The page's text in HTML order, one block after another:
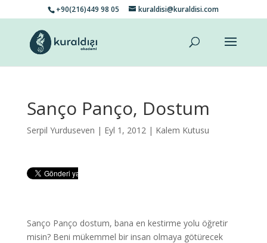
+90(216)449 98 05 kuraldisi@kuraldisi.com
Sanço Panço, Dostum
Serpil Yurduseven | Eyl 1, 2012 | Kalem Kutusu
Sanço Panço dostum, bana en kestirme yolu öğretir
misin? Beni mükemmel bir insan olmaya götürecek